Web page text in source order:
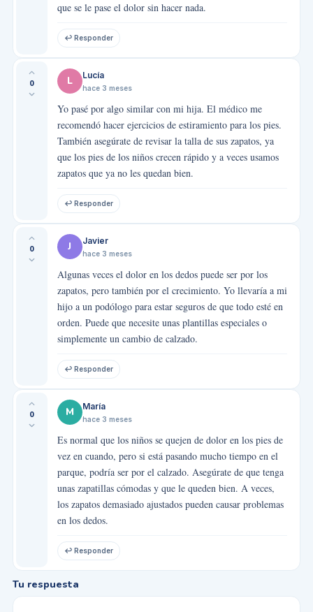
que se le pase el dolor sin hacer nada.
↩ Responder
0 L Lucía
hace 3 meses
Yo pasé por algo similar con mi hija. El médico me
recomendó hacer ejercicios de estiramiento para los pies.
También asegúrate de revisar la talla de sus zapatos, ya
que los pies de los niños crecen rápido y a veces usamos
zapatos que ya no les quedan bien.
↩ Responder
0 J Javier
hace 3 meses
Algunas veces el dolor en los dedos puede ser por los
zapatos, pero también por el crecimiento. Yo llevaría a mi
hijo a un podólogo para estar seguros de que todo esté en
orden. Puede que necesite unas plantillas especiales o
simplemente un cambio de calzado.
↩ Responder
0 M María
hace 3 meses
Es normal que los niños se quejen de dolor en los pies de
vez en cuando, pero si está pasando mucho tiempo en el
parque, podría ser por el calzado. Asegúrate de que tenga
unas zapatillas cómodas y que le queden bien. A veces,
los zapatos demasiado ajustados pueden causar problemas
en los dedos.
↩ Responder
Tu respuesta